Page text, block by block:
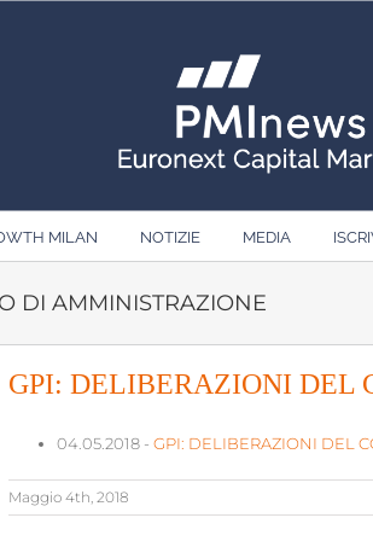
MILAN NOTIZIE MEDIA
DI AMMINISTRAZIONE
GPI: DELIBERAZIONI DEL
04.05.2018 - GPI: DELIBERAZIONI DEL
Maggio 4th, 2018